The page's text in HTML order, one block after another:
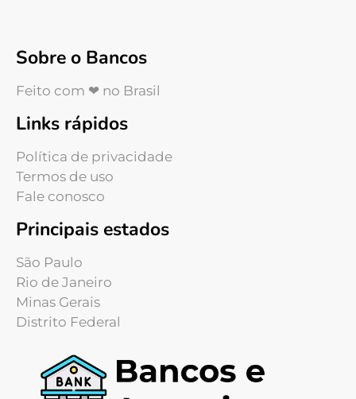
Sobre o Bancos
Feito com ❤ no Brasil
Links rápidos
Política de privacidade
Termos de uso
Fale conosco
Principais estados
São Paulo
Rio de Janeiro
Minas Gerais
Distrito Federal